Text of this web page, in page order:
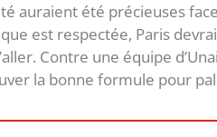
auraient été précieuses
est respectée, Paris
Contre une équipe
la bonne formule pour